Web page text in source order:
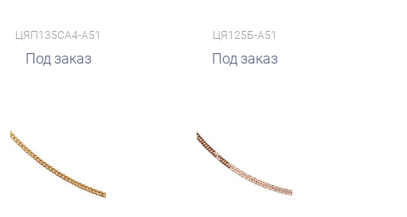
ЦЯП135СА4-А51
Под заказ
ЦЯ125Б-А51
Под заказ